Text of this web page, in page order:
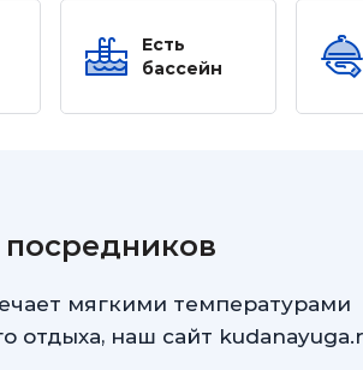
Есть
бассейн
мягкими температурами
наш сайт